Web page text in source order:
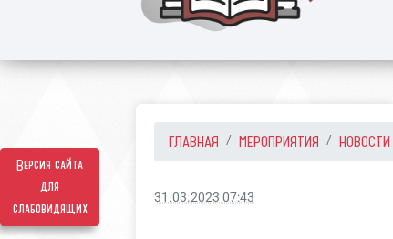
Версия сайта
для
слабовидящих
ГЛАВНАЯ МЕРОПРИЯТИЯ НОВОСТИ
31.03.2023 07:43